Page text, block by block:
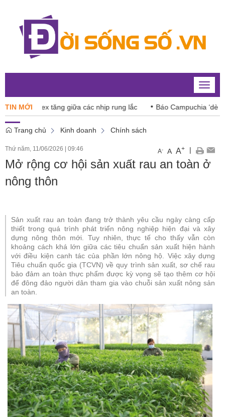
Toggle
TIN MỚI
Index tăng giữa các nhịp rung lắc Báo Campuchia ‘dè
Trang chủ Kinh doanh Chính sách
Thứ năm, 11/06/2026 09:46 A- A A+ |
Mở rộng cơ hội sản xuất rau an toàn ở
nông thôn
Sản xuất rau an toàn đang trở thành yêu cầu ngày càng cấp
thiết trong quá trình phát triển nông nghiệp hiện đại và xây
dựng nông thôn mới. Tuy nhiên, thực tế cho thấy vẫn còn
khoảng cách khá lớn giữa các tiêu chuẩn sản xuất hiện hành
với điều kiện canh tác của phần lớn nông hộ. Việc xây dựng
Tiêu chuẩn quốc gia (TCVN) về quy trình sản xuất, sơ chế rau
bảo đảm an toàn thực phẩm được kỳ vọng sẽ tạo thêm cơ hội
để đông đảo người dân tham gia vào chuỗi sản xuất nông sản
an toàn.